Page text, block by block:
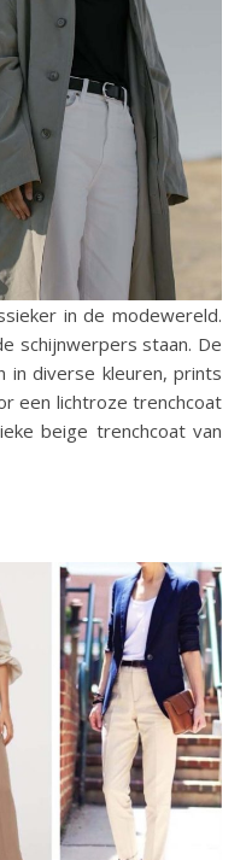
in de modewereld.
schijnwerpers staan. De
in diverse kleuren, prints
een lichtroze trenchcoat
beige trenchcoat van